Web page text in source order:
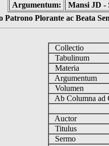
Argumentum:
Mansi JD -
Patrono Plorante ac Beata
Collectio
Tabulinum
Materia
Argumentum
Volumen
Ab Columna ad
Auctor
Titulus
Sermo